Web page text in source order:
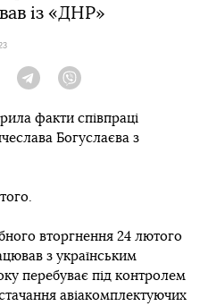
із «ДНР»
Twitter Telegram
факти співпраці
Богуслаєва з
вторгнення 24 лютого
з українським
перебуває під контролем
авіакомплектуючих